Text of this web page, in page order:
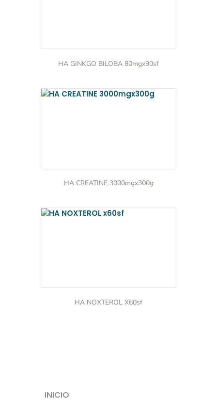
HA GINKGO BILOBA 80mgx90sf
HA CREATINE 3000mgx300g
HA NOXTEROL X60sf
INICIO